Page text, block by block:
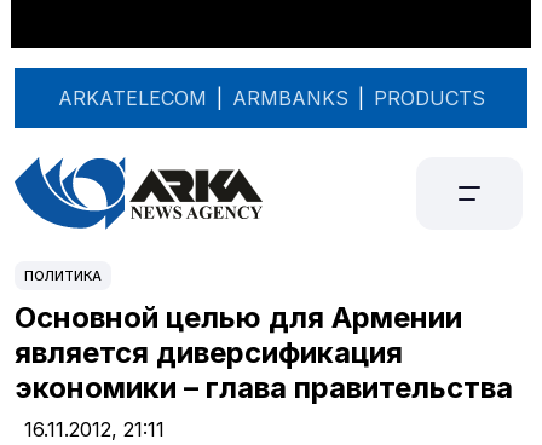
ARKATELECOM ARMBANKS PRODUCTS
ПОЛИТИКА
Основной целью для Армении
является диверсификация
экономики – глава правительства
16.11.2012, 21:11